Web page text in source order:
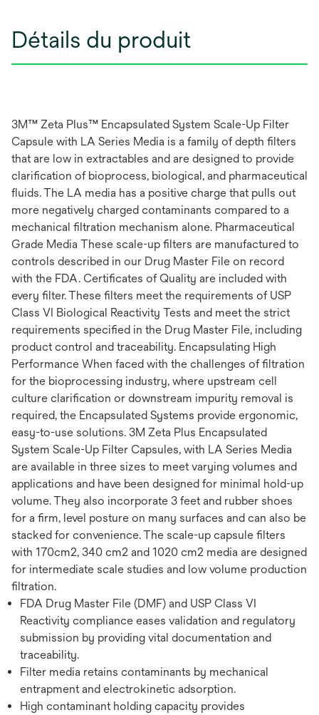
Détails du produit
3M™ Zeta Plus™ Encapsulated System Scale-Up Filter
Capsule with LA Series Media is a family of depth filters
that are low in extractables and are designed to provide
clarification of bioprocess, biological, and pharmaceutical
fluids. The LA media has a positive charge that pulls out
more negatively charged contaminants compared to a
mechanical filtration mechanism alone. Pharmaceutical
Grade Media These scale-up filters are manufactured to
controls described in our Drug Master File on record
with the FDA. Certificates of Quality are included with
every filter. These filters meet the requirements of USP
Class VI Biological Reactivity Tests and meet the strict
requirements specified in the Drug Master File, including
product control and traceability. Encapsulating High
Performance When faced with the challenges of filtration
for the bioprocessing industry, where upstream cell
culture clarification or downstream impurity removal is
required, the Encapsulated Systems provide ergonomic,
easy-to-use solutions. 3M Zeta Plus Encapsulated
System Scale-Up Filter Capsules, with LA Series Media
are available in three sizes to meet varying volumes and
applications and have been designed for minimal hold-up
volume. They also incorporate 3 feet and rubber shoes
for a firm, level posture on many surfaces and can also be
stacked for convenience. The scale-up capsule filters
with 170cm2, 340 cm2 and 1020 cm2 media are designed
for intermediate scale studies and low volume production
filtration.
FDA Drug Master File (DMF) and USP Class VI
Reactivity compliance eases validation and regulatory
submission by providing vital documentation and
traceability.
Filter media retains contaminants by mechanical
entrapment and electrokinetic adsorption.
High contaminant holding capacity provides